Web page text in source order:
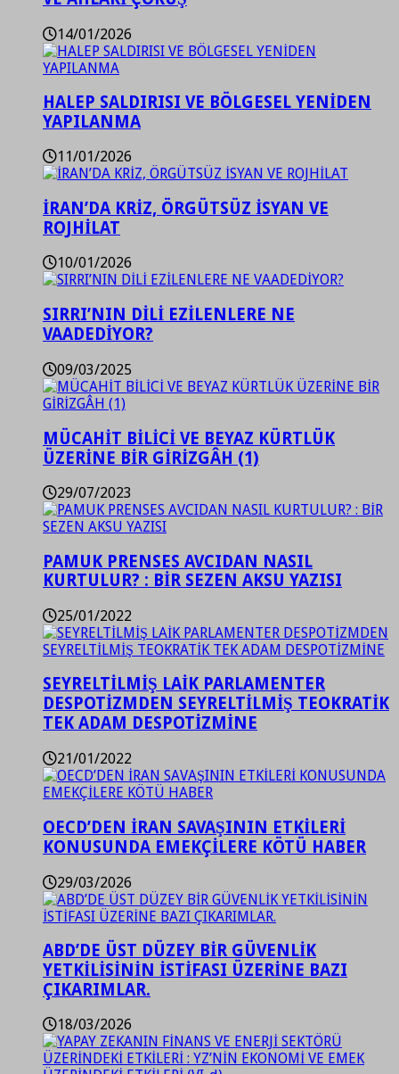
14/01/2026
HALEP SALDIRISI VE BÖLGESEL YENİDEN
YAPILANMA
11/01/2026
İRAN’DA KRİZ, ÖRGÜTSÜZ İSYAN VE
ROJHİLAT
10/01/2026
SIRRI’NIN DİLİ EZİLENLERE NE
VAADEDİYOR?
09/03/2025
MÜCAHİT BİLİCİ VE BEYAZ KÜRTLÜK
ÜZERİNE BİR GİRİZGÂH (1)
29/07/2023
PAMUK PRENSES AVCIDAN NASIL
KURTULUR? : BİR SEZEN AKSU YAZISI
25/01/2022
SEYRELTİLMİŞ LAİK PARLAMENTER
DESPOTİZMDEN SEYRELTİLMİŞ TEOKRATİK
TEK ADAM DESPOTİZMİNE
21/01/2022
OECD’DEN İRAN SAVAŞININ ETKİLERİ
KONUSUNDA EMEKÇİLERE KÖTÜ HABER
29/03/2026
ABD’DE ÜST DÜZEY BİR GÜVENLİK
YETKİLİSİNİN İSTİFASI ÜZERİNE BAZI
ÇIKARIMLAR.
18/03/2026